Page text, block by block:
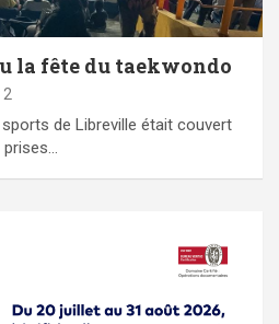
la fête du taekwondo
2
de Libreville était couvert